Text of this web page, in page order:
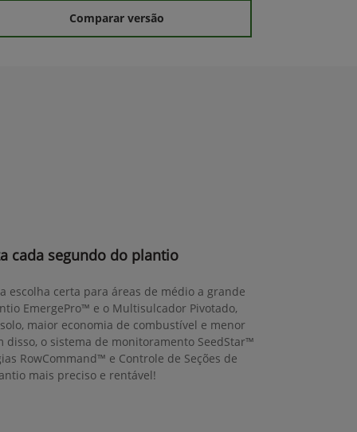
Comparar versão
cada segundo do plantio
escolha certa para áreas de médio a grande
EmergePro™ e o Multisulcador Pivotado,
maior economia de combustível e menor
o sistema de monitoramento SeedStar™
RowCommand™ e Controle de Seções de
mais preciso e rentável!